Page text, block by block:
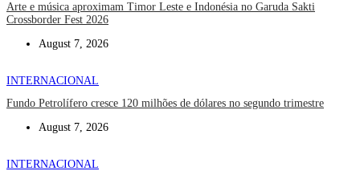
Arte e música aproximam Timor Leste e Indonésia no Garuda Sakti
Crossborder Fest 2026
August 7, 2026
INTERNACIONAL
Fundo Petrolífero cresce 120 milhões de dólares no segundo trimestre
August 7, 2026
INTERNACIONAL